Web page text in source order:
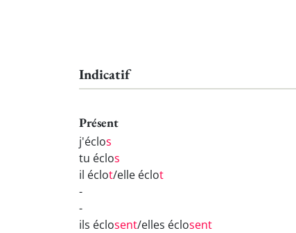
Indicatif
Présent
j'éclos
tu éclos
il éclot/elle éclot
-
-
ils éclosent/elles éclosent